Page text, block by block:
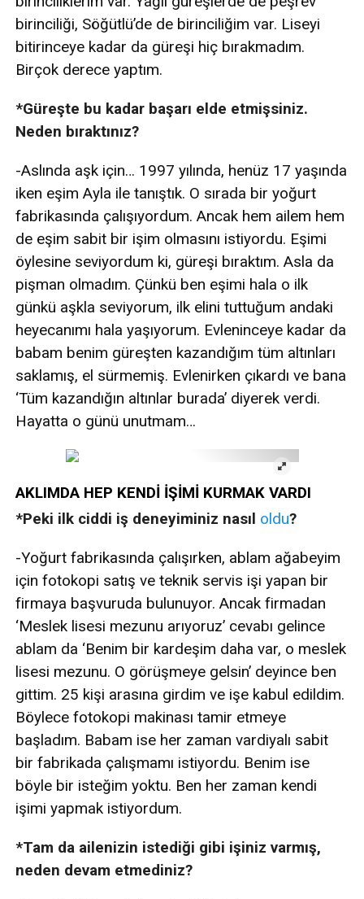
birinciliği, Söğütlü’de de birinciliğim var. Liseyi
bitirinceye kadar da güreşi hiç bırakmadım.
Birçok derece yaptım.
*Güreşte bu kadar başarı elde etmişsiniz.
Neden bıraktınız?
-Aslında aşk için… 1997 yılında, henüz 17 yaşında
iken eşim Ayla ile tanıştık. O sırada bir yoğurt
fabrikasında çalışıyordum. Ancak hem ailem hem
de eşim sabit bir işim olmasını istiyordu. Eşimi
öylesine seviyordum ki, güreşi bıraktım. Asla da
pişman olmadım. Çünkü ben eşimi hala o ilk
günkü aşkla seviyorum, ilk elini tuttuğum andaki
heyecanımı hala yaşıyorum. Evleninceye kadar da
babam benim güreşten kazandığım tüm altınları
saklamış, el sürmemiş. Evlenirken çıkardı ve bana
‘Tüm kazandığın altınlar burada’ diyerek verdi.
Hayatta o günü unutmam…
AKLIMDA HEP KENDİ İŞİMİ KURMAK VARDI
*Peki ilk ciddi iş deneyiminiz nasıl oldu?
-Yoğurt fabrikasında çalışırken, ablam ağabeyim
için fotokopi satış ve teknik servis işi yapan bir
firmaya başvuruda bulunuyor. Ancak firmadan
‘Meslek lisesi mezunu arıyoruz’ cevabı gelince
ablam da ‘Benim bir kardeşim daha var, o meslek
lisesi mezunu. O görüşmeye gelsin’ deyince ben
gittim. 25 kişi arasına girdim ve işe kabul edildim.
Böylece fotokopi makinası tamir etmeye
başladım. Babam ise her zaman vardiyalı sabit
bir fabrikada çalışmamı istiyordu. Benim ise
böyle bir isteğim yoktu. Ben her zaman kendi
işimi yapmak istiyordum.
*Tam da ailenizin istediği gibi işiniz varmış,
neden devam etmediniz?